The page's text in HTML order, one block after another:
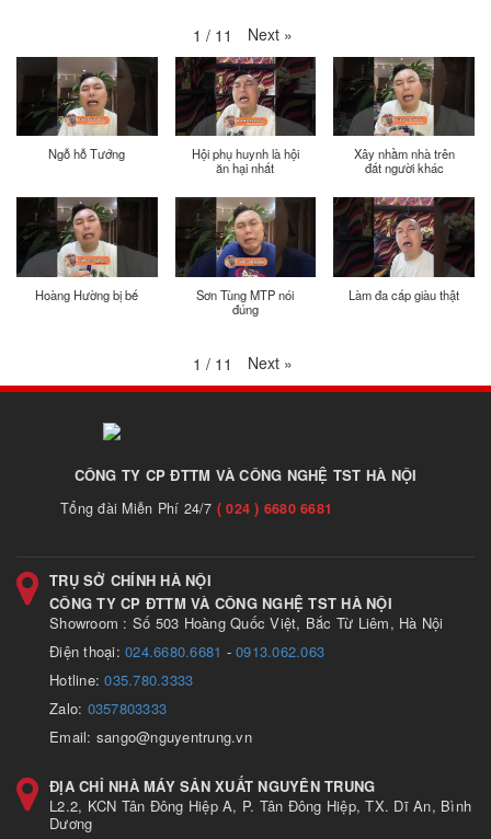
1 / 11 Next »
Ngỗ hỗ Tướng
Hội phụ huynh là hội
ăn hại nhất
Xây nhầm nhà trên
đất người khác
Hoàng Hường bị bế
Sơn Tùng MTP nói
đúng
Làm đa cấp giàu thật
1 / 11 Next »
CÔNG TY CP ĐTTM VÀ CÔNG NGHỆ TST HÀ NỘI
Tổng đài Miễn Phí 24/7 ( 024 ) 6680 6681
TRỤ SỞ CHÍNH HÀ NỘI
CÔNG TY CP ĐTTM VÀ CÔNG NGHỆ TST HÀ NỘI
Showroom : Số 503 Hoàng Quốc Việt, Bắc Từ Liêm, Hà Nội
Điện thoại:024.6680.6681 -0913.062.063
Hotline:035.780.3333
Zalo: 0357803333
Email: sango@nguyentrung.vn
ĐỊA CHỈ NHÀ MÁY SẢN XUẤT NGUYÊN TRUNG
L2.2, KCN Tân Đông Hiệp A, P. Tân Đông Hiệp, TX. Dĩ An, Bình
Dương